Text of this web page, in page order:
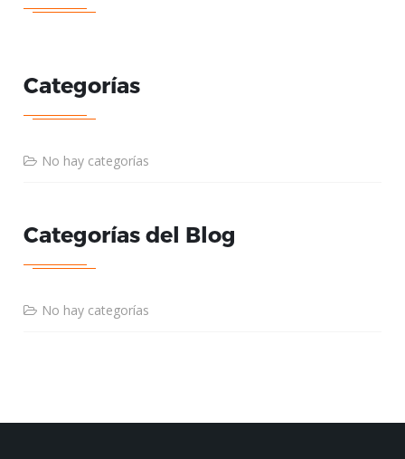
Categorías
No hay categorías
Categorías del Blog
No hay categorías